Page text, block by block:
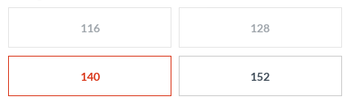
116 128
140 152